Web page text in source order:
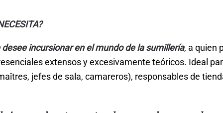
incursionar en el mundo de la sumillería, a quien
extensos y excesivamente teóricos. Ideal
jefes de sala, camareros), responsables de